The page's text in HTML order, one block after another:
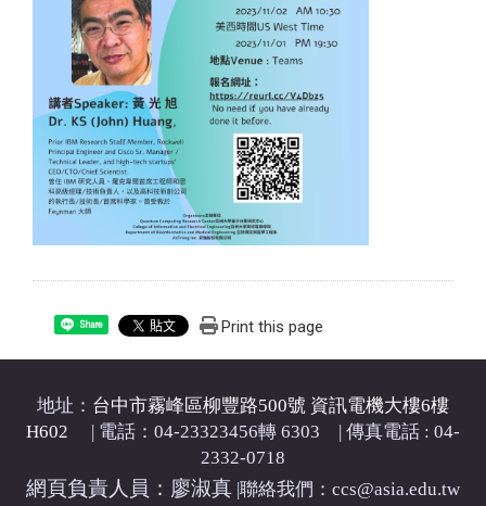
Share Print this page
地址： 台中市霧峰區柳豐路500號 資訊電機大樓6樓
H602 | 電話：04-23323456轉 6303 | 傳真電話 : 04-
2332-0718
網頁負責人員：廖淑真 聯絡我們：ccs@asia.edu.tw